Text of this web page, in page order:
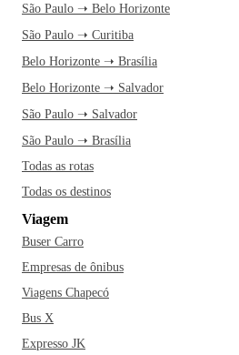
São Paulo ➝ Belo Horizonte
São Paulo ➝ Curitiba
Belo Horizonte ➝ Brasília
Belo Horizonte ➝ Salvador
São Paulo ➝ Salvador
São Paulo ➝ Brasília
Todas as rotas
Todas os destinos
Viagem
Buser Carro
Empresas de ônibus
Viagens Chapecó
Bus X
Expresso JK